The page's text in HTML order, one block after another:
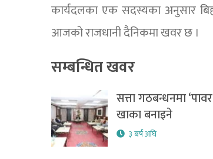
कार्यदलका एक सदस्यका अनुसार
आजको राजधानी दैनिकमा खवर छ ।
सम्बन्धित खवर
सत्ता गठबन्धनमा
खाका बनाइने
३ बर्ष अघि